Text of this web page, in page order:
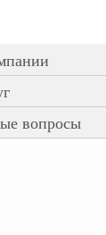
вопросы